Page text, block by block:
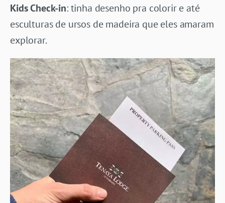
Kids Check-in: tinha desenho pra colorir e até
esculturas de ursos de madeira que eles amaram
explorar.